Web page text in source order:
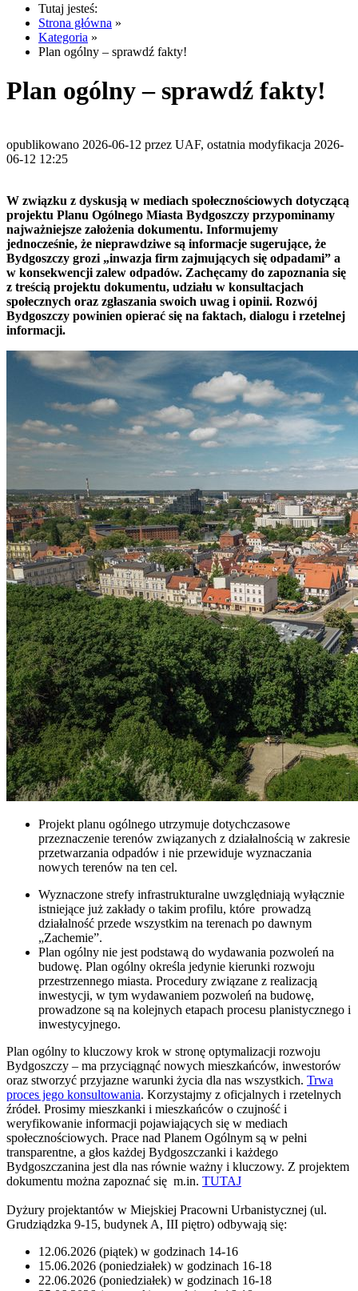
Tutaj jesteś:
Strona główna »
Kategoria »
Plan ogólny – sprawdź fakty!
Plan ogólny – sprawdź fakty!
opublikowano 2026-06-12 przez UAF, ostatnia modyfikacja 2026-
06-12 12:25
W związku z dyskusją w mediach społecznościowych dotyczącą
projektu Planu Ogólnego Miasta Bydgoszczy przypominamy
najważniejsze założenia dokumentu. Informujemy
jednocześnie, że nieprawdziwe są informacje sugerujące, że
Bydgoszczy grozi „inwazja firm zajmujących się odpadami” a
w konsekwencji zalew odpadów. Zachęcamy do zapoznania się
z treścią projektu dokumentu, udziału w konsultacjach
społecznych oraz zgłaszania swoich uwag i opinii. Rozwój
Bydgoszczy powinien opierać się na faktach, dialogu i rzetelnej
informacji.
Projekt planu ogólnego utrzymuje dotychczasowe
przeznaczenie terenów związanych z działalnością w zakresie
przetwarzania odpadów i nie przewiduje wyznaczania
nowych terenów na ten cel.
Wyznaczone strefy infrastrukturalne uwzględniają wyłącznie
istniejące już zakłady o takim profilu, które prowadzą
działalność przede wszystkim na terenach po dawnym
„Zachemie”.
Plan ogólny nie jest podstawą do wydawania pozwoleń na
budowę. Plan ogólny określa jedynie kierunki rozwoju
przestrzennego miasta. Procedury związane z realizacją
inwestycji, w tym wydawaniem pozwoleń na budowę,
prowadzone są na kolejnych etapach procesu planistycznego i
inwestycyjnego.
Plan ogólny to kluczowy krok w stronę optymalizacji rozwoju
Bydgoszczy – ma przyciągnąć nowych mieszkańców, inwestorów
oraz stworzyć przyjazne warunki życia dla nas wszystkich. Trwa
proces jego konsultowania. Korzystajmy z oficjalnych i rzetelnych
źródeł. Prosimy mieszkanki i mieszkańców o czujność i
weryfikowanie informacji pojawiających się w mediach
społecznościowych. Prace nad Planem Ogólnym są w pełni
transparentne, a głos każdej Bydgoszczanki i każdego
Bydgoszczanina jest dla nas równie ważny i kluczowy. Z projektem
dokumentu można zapoznać się m.in. TUTAJ
Dyżury projektantów w Miejskiej Pracowni Urbanistycznej (ul.
Grudziądzka 9-15, budynek A, III piętro) odbywają się:
12.06.2026 (piątek) w godzinach 14-16
15.06.2026 (poniedziałek) w godzinach 16-18
22.06.2026 (poniedziałek) w godzinach 16-18